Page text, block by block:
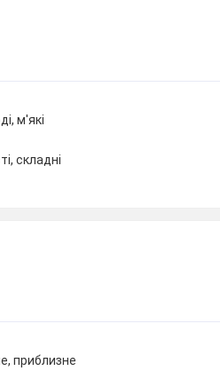
м'які
складні
приблизне